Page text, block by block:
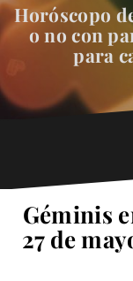
Horóscopo
o no con
para
Géminis
27 de